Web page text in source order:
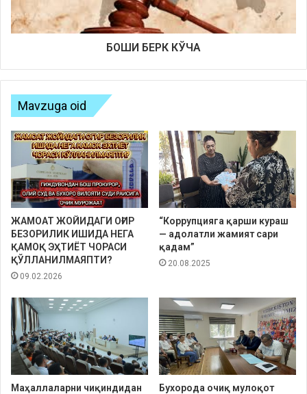
БОШИ БЕРК КЎЧА
Mavzuga oid
ЖАМОАТ ЖОЙИДАГИ ОҒИР
БЕЗОРИЛИК ИШИДА НЕГА
ҚАМОҚ ЭҲТИЁТ ЧОРАСИ
ҚЎЛЛАНИЛМАЯПТИ?
09.02.2026
“Коррупцияга қарши кураш
— адолатли жамият сари
қадам”
20.08.2025
Маҳаллаларни чиқиндидан
Бухорода очиқ мулоқот